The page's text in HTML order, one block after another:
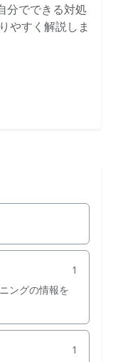
分でできる対処
やすく解説しま
1
ングの情報を
1